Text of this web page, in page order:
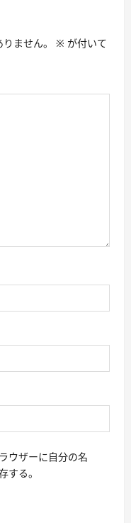
ません。 ※ が付いて
ウザーに自分の名
する。